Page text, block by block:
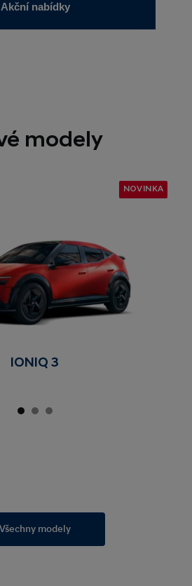
Akční nabídky
modely
NOVINKA
IONIQ 3
Všechny modely